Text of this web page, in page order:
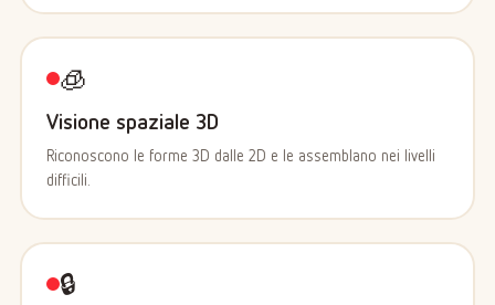
🧊
Visione spaziale 3D
Riconoscono le forme 3D dalle 2D e le assemblano nei livelli
difficili.
🔒